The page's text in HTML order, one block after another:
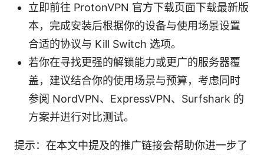
立即前往 ProtonVPN 官方下载页面下载最新版
本，完成安装后根据你的设备与使用场景设置
合适的协议与 Kill Switch 选项。
若你在寻找更强的解锁能力或更广的服务器覆
盖，建议结合你的使用场景与预算，考虑同时
参阅 NordVPN、ExpressVPN、Surfshark 的
方案并进行对比测试。
提示：在本文中提及的推广链接会帮助你进一步了